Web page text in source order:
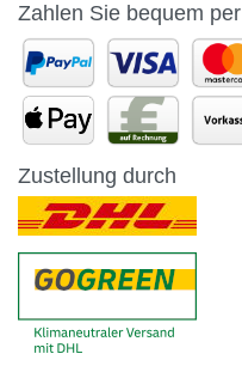
Zahlen Sie bequem per
Zustellung durch